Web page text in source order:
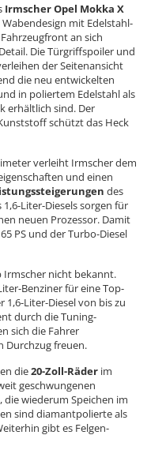
Irmscher Opel Mokka X
mit Edelstahl-
an sich
Die Türgriffspoiler und
der Seitenansicht
die neu entwickelten
in poliertem Edelstahl als
erhältlich sind. Der
schützt das Heck
verleiht Irmscher dem
und einen
des
Liter-Diesels sorgen für
neuen Prozessor. Damit
PS und der Turbo-Diesel
Irmscher nicht bekannt.
Benziner für eine Top-
1,6-Liter-Diesel von bis zu
durch die Tuning-
sich die Fahrer
Durchzug freuen.
die20-Zoll-Räder im
geschwungenen
die wiederum Speichen im
sind diamantpolierte als
gibt es Felgen-